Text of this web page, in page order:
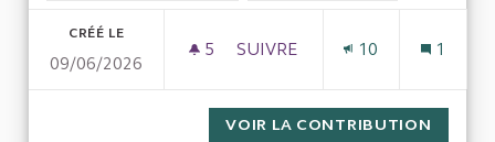
CRÉÉ LE
09/06/2026
5 5 ABONNÉS
SUIVRE
10 1
VOIR LA CONTRIBUTION